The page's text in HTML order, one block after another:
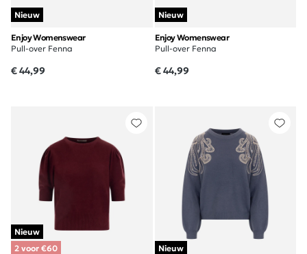
Nieuw
Enjoy Womenswear
Pull-over Fenna
€ 44,99
Nieuw
Enjoy Womenswear
Pull-over Fenna
€ 44,99
Nieuw
2 voor €60
Nieuw